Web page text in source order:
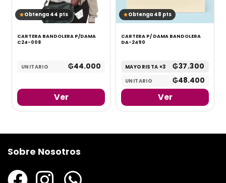
Obtenga 44 pts
CARTERA BANDOLERA P/DAMA
C24-008
UNITARIO ₲44.000
Ver
Obtenga 48 pts
CARTERA P/ DAMA BANDOLERA
DA-2490
MAYORISTA ×3 ₲37.300
UNITARIO ₲48.400
Ver
Sobre Nosotros